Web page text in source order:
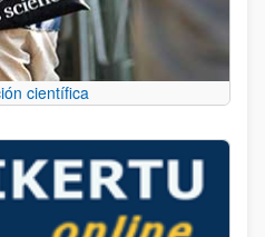
científica